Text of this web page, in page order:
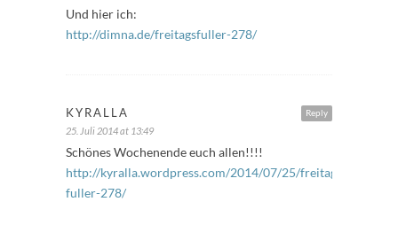
Und hier ich:
http://dimna.de/freitagsfuller-278/
Reply
KYRALLA
25. Juli 2014 at 13:49
Schönes Wochenende euch allen!!!!
http://kyralla.wordpress.com/2014/07/25/freitags-
fuller-278/